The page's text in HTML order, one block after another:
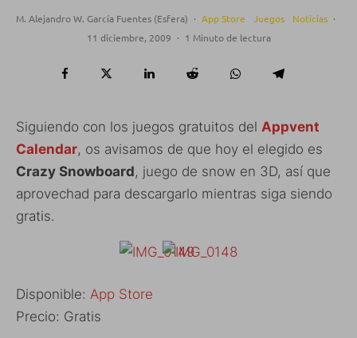
M. Alejandro W. García Fuentes (Esfera) · App Store Juegos Noticias ·
11 diciembre, 2009 · 1 Minuto de lectura
Siguiendo con los juegos gratuitos del Appvent
Calendar, os avisamos de que hoy el elegido es
Crazy Snowboard, juego de snow en 3D, así que
aprovechad para descargarlo mientras siga siendo
gratis.
Disponible: App Store
Precio: Gratis